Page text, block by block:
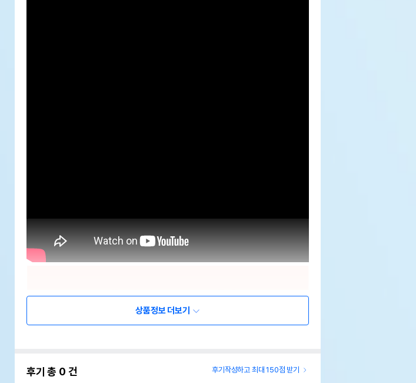
상품정보 더보기
후기 총 0 건 후기작성하고 최대 150점 받기